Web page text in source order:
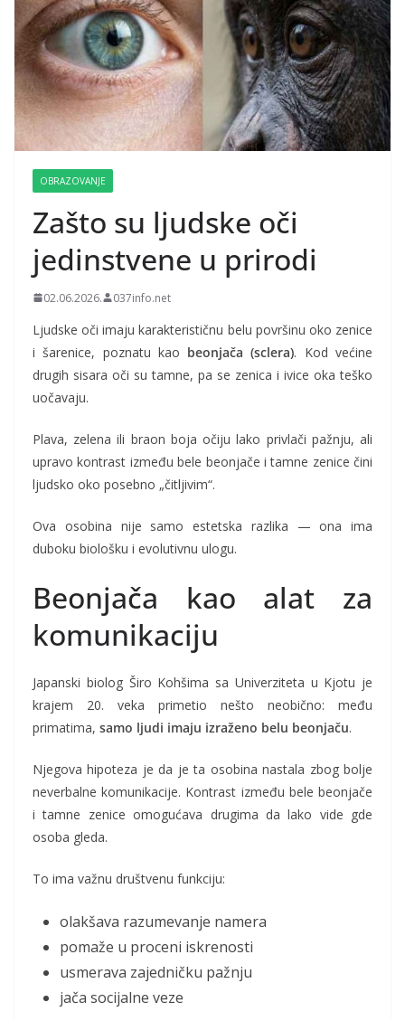
OBRAZOVANJE
Zašto su ljudske oči
jedinstvene u prirodi
02.06.2026. 037info.net
Ljudske oči imaju karakterističnu belu površinu oko zenice
i šarenice, poznatu kao beonjača (sclera). Kod većine
drugih sisara oči su tamne, pa se zenica i ivice oka teško
uočavaju.
Plava, zelena ili braon boja očiju lako privlači pažnju, ali
upravo kontrast između bele beonjače i tamne zenice čini
ljudsko oko posebno „čitljivim“.
Ova osobina nije samo estetska razlika — ona ima
duboku biološku i evolutivnu ulogu.
Beonjača kao alat za
komunikaciju
Japanski biolog Širo Kohšima sa Univerziteta u Kjotu je
krajem 20. veka primetio nešto neobično: među
primatima, samo ljudi imaju izraženo belu beonjaču.
Njegova hipoteza je da je ta osobina nastala zbog bolje
neverbalne komunikacije. Kontrast između bele beonjače
i tamne zenice omogućava drugima da lako vide gde
osoba gleda.
To ima važnu društvenu funkciju:
olakšava razumevanje namera
pomaže u proceni iskrenosti
usmerava zajedničku pažnju
jača socijalne veze